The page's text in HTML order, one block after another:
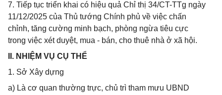
7. Tiếp tục triển khai có hiệu quả Chỉ thị 34/CT-TTg ngày
11/12/2025 của Thủ tướng Chính phủ về việc chấn
chỉnh, tăng cường minh bạch, phòng ngừa tiêu cực
trong việc xét duyệt, mua - bán, cho thuê nhà ở xã hội.
II. NHIỆM VỤ CỤ THỂ
1. Sở Xây dựng
a) Là cơ quan thường trực, chủ trì tham mưu UBND